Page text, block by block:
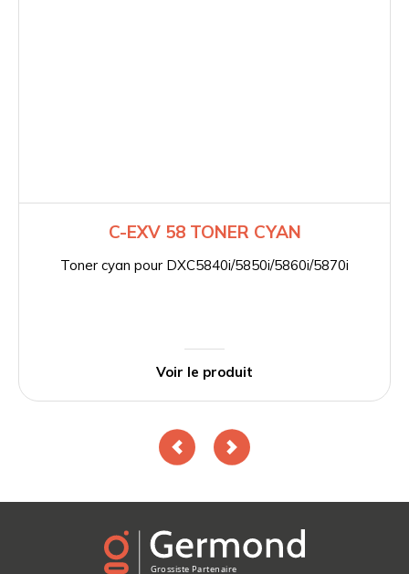
C-EXV 58 TONER CYAN
Toner cyan pour DXC5840i/5850i/5860i/5870i
Voir le produit